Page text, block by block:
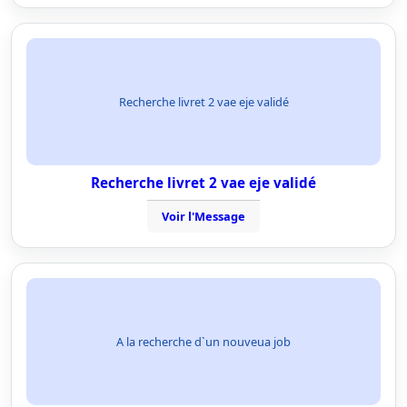
Recherche livret 2 vae eje validé
Recherche livret 2 vae eje validé
Voir l'Message
A la recherche d`un nouveua job